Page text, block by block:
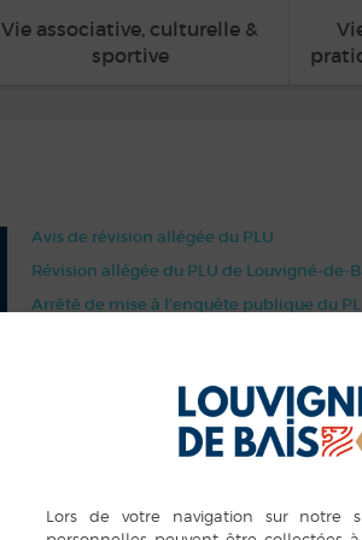
Vie associative, culturelle &
sportive
Avis de révision allégée du PLU
Révision allégée du PLU de Louvigné-de-
Arrêté de mise à l’enquête publique du
Révision allégée PLU LdB ARRET DU